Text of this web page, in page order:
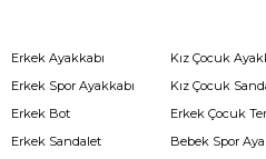
Erkek Ayakkabı
Erkek Spor Ayakkabı
Erkek Bot
Erkek Sandalet
Kız Çocuk
Kız Çocuk
Erkek Çocuk
Bebek Spor